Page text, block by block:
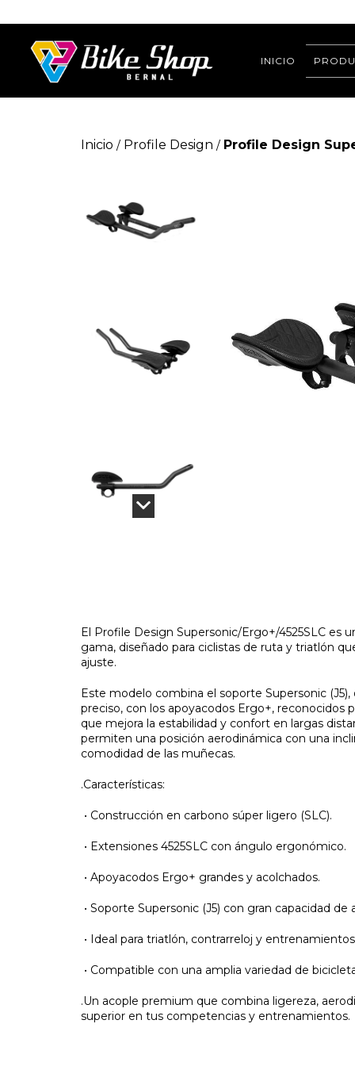
INICIO
Inicio / Profile Design / Profile Design
El Profile Design Supersonic/Ergo+/4525SLC es
gama, diseñado para ciclistas de ruta y triatlón
ajuste.
Este modelo combina el soporte Supersonic
preciso, con los apoyacodos Ergo+, reconocidos
que mejora la estabilidad y confort en largas
permiten una posición aerodinámica con una
comodidad de las muñecas.
.Características:
• Construcción en carbono súper ligero (SLC).
• Extensiones 4525SLC con ángulo ergonómico.
• Apoyacodos Ergo+ grandes y acolchados.
• Soporte Supersonic (J5) con gran capacidad de
• Ideal para triatlón, contrarreloj y
• Compatible con una amplia variedad de
.Un acople premium que combina ligereza,
superior en tus competencias y entrenamientos.